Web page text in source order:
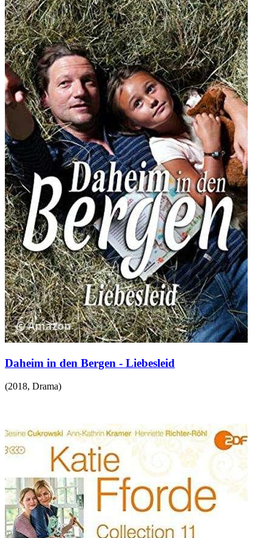
Daheim in den Bergen - Liebesleid
(2018, Drama)